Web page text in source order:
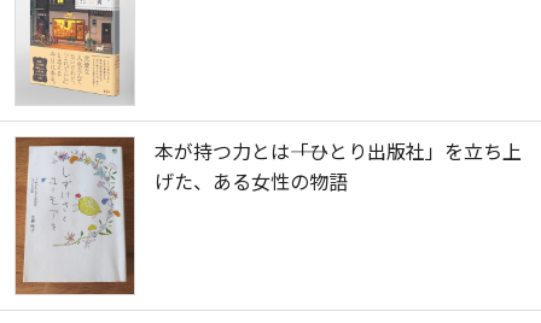
本が持つ力とは――「ひとり出版社」を立ち上
げた、ある女性の物語